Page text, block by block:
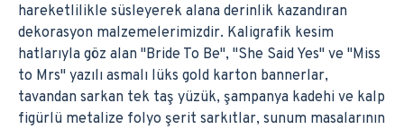
hareketlilikle süsleyerek alana derinlik kazandıran
dekorasyon malzemelerimizdir. Kaligrafik kesim
hatlarıyla göz alan "Bride To Be", "She Said Yes" ve "Miss
to Mrs" yazılı asmalı lüks gold karton bannerlar,
tavandan sarkan tek taş yüzük, şampanya kadehi ve kalp
figürlü metalize folyo şerit sarkıtlar, sunum masalarının